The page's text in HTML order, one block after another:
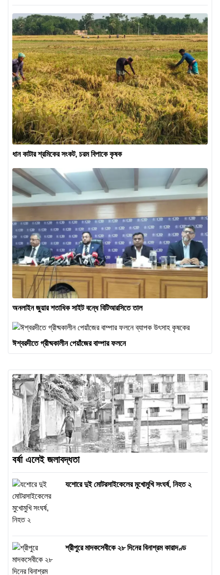
ধান কাটার শ্রমিকের সংকট, চরম বিপাকে কৃষক
অনলাইন জুয়ার শতাধিক সাইট বন্ধে বিটিআরসিতে তাল
ঈশ্বরদীতে গ্রীষ্মকালীন পেয়াঁজের বাম্পার ফলনে
বর্ষা এলেই জলাবদ্ধতা
যশোরে দুই মোটরসাইকেলের মুখোমুখি সংঘর্ষ, নিহত ২
শ্রীপুরে মাদকসেবীকে ২৮ দিনের বিনাশ্রম কারাদণ্ড